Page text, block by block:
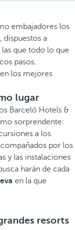
embajadores los
dispuestos a
que todo lo que
pasos.
en los mejores
lugar
Barceló Hotels &
sorprendente:
a los
por los
y las instalaciones
harán de cada
en la que
resorts